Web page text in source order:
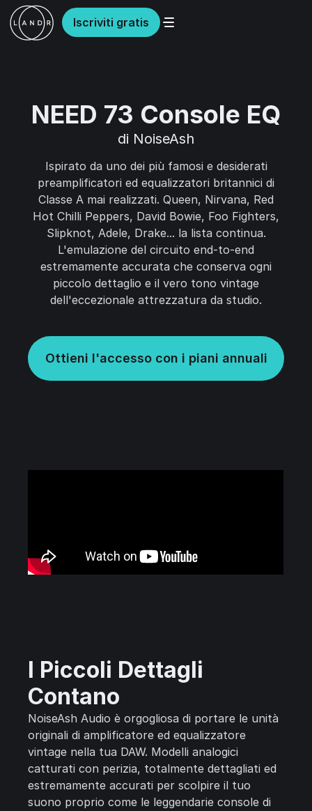
Iscriviti gratis
NEED 73 Console EQ
di NoiseAsh
Ispirato da uno dei più famosi e desiderati
preamplificatori ed equalizzatori britannici di
Classe A mai realizzati. Queen, Nirvana, Red
Hot Chilli Peppers, David Bowie, Foo Fighters,
Slipknot, Adele, Drake... la lista continua.
L'emulazione del circuito end-to-end
estremamente accurata che conserva ogni
piccolo dettaglio e il vero tono vintage
dell'eccezionale attrezzatura da studio.
Ottieni l'accesso con i piani annuali
I Piccoli Dettagli
Contano
NoiseAsh Audio è orgogliosa di portare le unità
originali di amplificatore ed equalizzatore
vintage nella tua DAW. Modelli analogici
catturati con perizia, totalmente dettagliati ed
estremamente accurati per scolpire il tuo
suono proprio come le leggendarie console di